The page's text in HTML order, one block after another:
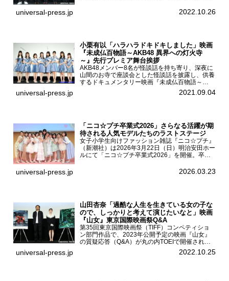
宮山莉渚、中井友望、監督の中川駿が登壇。映画
universal-press.jp 2022.10.26
小栗有以「ハラハラドキドキしました」映画
『未成仏百物語～AKB48 異界への灯火寺
～』先行プレミア舞台挨拶
AKB48メンバー8名が怪談話を持ち寄り、深夜に
山間のお寺で座談会とした怪談話を披露し、供養
するドキュメンタリー映画『未成仏百物語～
AKB48異界への灯火寺～』の先行プレミア舞台
挨拶が東京・ユナイテッド・シネマ豊洲で開催さ
universal-press.jp 2021.09.04
「ニコ☆プチ卒業式2026」さらなる活躍が期
待される人気モデルたちのラストステージ
女子小学生向けファッション雑誌『ニコ☆プチ』
（新潮社）は2026年3月22日（日）明治安田ホー
ルにて「ニコ☆プチ卒業式2026」を開催。卒業
ん、末永ひなた、高梨琴乃、土井ありさ、藤田蒼
universal-press.jp 2026.03.23
山田杏奈「過酷な人生を生きている女の子な
ので、しっかりと考えて演じたいなと」映画
『山女』東京国際映画祭Q&A
第35回東京国際映画祭（TIFF）コンペティショ
ン部門作品で、2023年公開予定の映画『山女』
の質疑応答（Q&A）が丸の内TOEIで開催され、
主演を務めた女優の山田杏奈、監督の福永壮志が
登壇。本作について語った。映画『山女』第35
universal-press.jp 2022.10.25